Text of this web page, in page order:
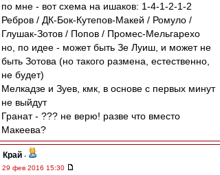
по мне - вот схема на ишаков: 1-4-1-2-1-2
Ребров / ДК-Бок-Кутепов-Макей / Ромуло /
Глушак-Зотов / Попов / Промес-Мельгарехо
но, по идее - может быть Зе Луиш, и может не
быть Зотова (но такого размена, естественно,
не будет)
Мелкадзе и Зуев, кмк, в основе с первых минут
не выйдут
Гранат - ??? не верю! разве что вместо
Макеева?
Край -
29 фев 2016 15:30